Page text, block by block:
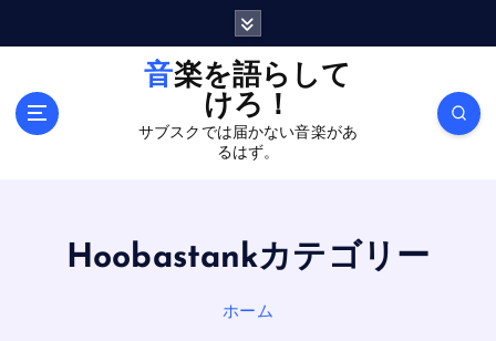
音楽を語らして
けろ！
サブスクでは届かない音楽があ
るはず。
Hoobastankカテゴリー
ホーム